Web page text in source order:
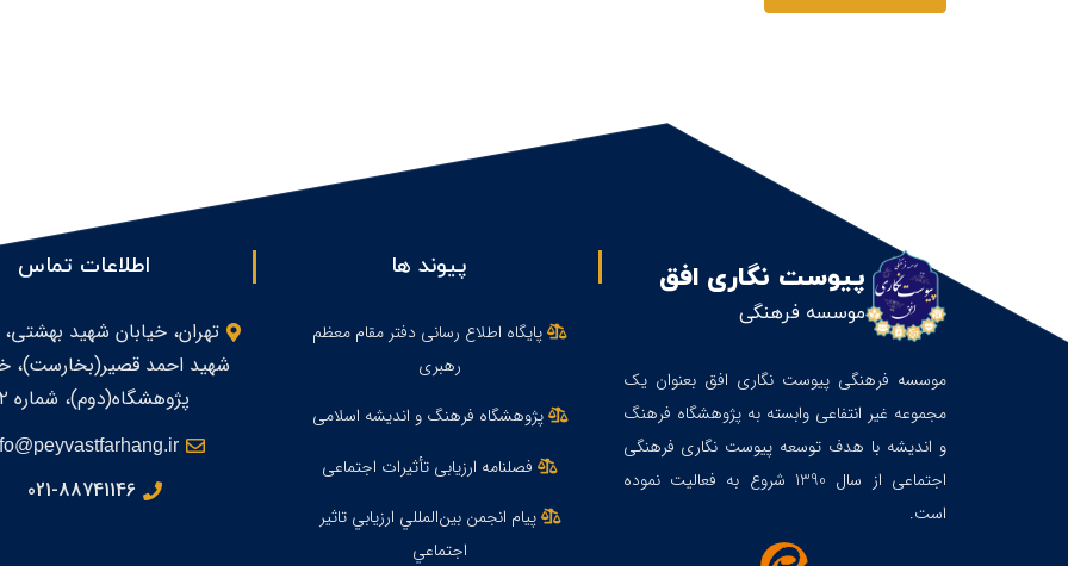
پیوست نگاری افق
موسسه فرهنگی
موسسه فرهنگی پیوست نگاری افق بعنوان یک
مجموعه غیر انتفاعی وابسته به پژوهشگاه فرهنگ
و اندیشه با هدف توسعه پیوست نگاری فرهنگی
اجتماعی از سال 1390 شروع به فعالیت نموده
است.
پیوند ها
پایگاه اطلاع رسانی دفتر مقام معظم
رهبری
پژوهشگاه فرهنگ و اندیشه اسلامی
فصلنامه ارزیابی تأثیرات اجتماعی
پيام انجمن بين‌المللي ارزيابي تاثير
اجتماعي
اطلاعات تماس
تهران، خیابان شهید بهشتی،
شهید احمد قصیر(بخارست)،
پژوهشگاه(دوم)، شماره ۲
021-88741146